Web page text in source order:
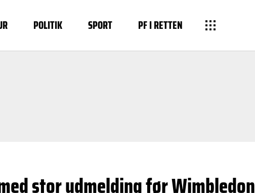
POLITIK SPORT PF I RETTEN
stor udmelding før Wimbledon